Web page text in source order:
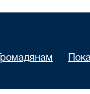
Громадянам